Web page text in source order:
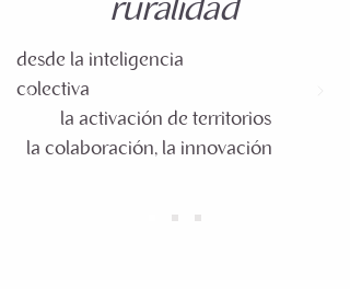
ruralidad
desde la inteligencia
colectiva
la activación de territorios
la colaboración, la innovación